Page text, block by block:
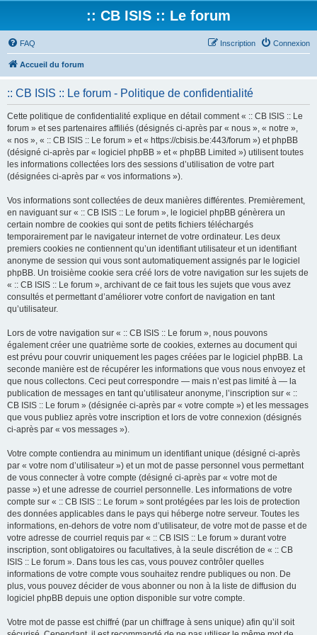
:: CB ISIS :: Le forum
FAQ Connexion
Inscription
Accueil du forum
:: CB ISIS :: Le forum - Politique de confidentialité
Cette politique de confidentialité explique en détail comment « :: CB ISIS :: Le
forum » et ses partenaires affiliés (désignés ci-après par « nous », « notre »,
« nos », « :: CB ISIS :: Le forum » et « https://cbisis.be:443/forum ») et phpBB
(désigné ci-après par « logiciel phpBB » et « phpBB Limited ») utilisent toutes
les informations collectées lors des sessions d’utilisation de votre part
(désignées ci-après par « vos informations »).
Vos informations sont collectées de deux manières différentes. Premièrement,
en naviguant sur « :: CB ISIS :: Le forum », le logiciel phpBB génèrera un
certain nombre de cookies qui sont de petits fichiers téléchargés
temporairement par le navigateur internet de votre ordinateur. Les deux
premiers cookies ne contiennent qu’un identifiant utilisateur et un identifiant
anonyme de session qui vous sont automatiquement assignés par le logiciel
phpBB. Un troisième cookie sera créé lors de votre navigation sur les sujets de
« :: CB ISIS :: Le forum », archivant de ce fait tous les sujets que vous avez
consultés et permettant d’améliorer votre confort de navigation en tant
qu’utilisateur.
Lors de votre navigation sur « :: CB ISIS :: Le forum », nous pouvons
également créer une quatrième sorte de cookies, externes au document qui
est prévu pour couvrir uniquement les pages créées par le logiciel phpBB. La
seconde manière est de récupérer les informations que vous nous envoyez et
que nous collectons. Ceci peut correspondre — mais n’est pas limité à — la
publication de messages en tant qu’utilisateur anonyme, l’inscription sur « ::
CB ISIS :: Le forum » (désignée ci-après par « votre compte ») et les messages
que vous publiez après votre inscription et lors de votre connexion (désignés
ci-après par « vos messages »).
Votre compte contiendra au minimum un identifiant unique (désigné ci-après
par « votre nom d’utilisateur ») et un mot de passe personnel vous permettant
de vous connecter à votre compte (désigné ci-après par « votre mot de
passe ») et une adresse de courriel personnelle. Les informations de votre
compte sur « :: CB ISIS :: Le forum » sont protégées par les lois de protection
des données applicables dans le pays qui héberge notre serveur. Toutes les
informations, en-dehors de votre nom d’utilisateur, de votre mot de passe et de
votre adresse de courriel requis par « :: CB ISIS :: Le forum » durant votre
inscription, sont obligatoires ou facultatives, à la seule discrétion de « :: CB
ISIS :: Le forum ». Dans tous les cas, vous pouvez contrôler quelles
informations de votre compte vous souhaitez rendre publiques ou non. De
plus, vous pouvez décider de vous abonner ou non à la liste de diffusion du
logiciel phpBB depuis une option disponible sur votre compte.
Votre mot de passe est chiffré (par un chiffrage à sens unique) afin qu’il soit